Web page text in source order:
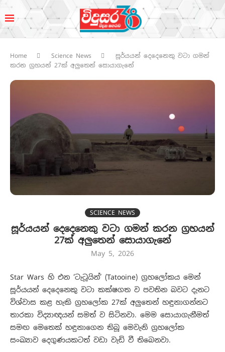
Home Science News
සූර්යයන් දෙදෙනෙකු වටා ගමන්
කරන ග්‍රහයන් 27ක් අලුතෙන් සොයාගැනේ
SCIENCE NEWS
සූර්යයන් දෙදෙනෙකු වටා ගමන් කරන ග්‍රහයන්
27ක් අලුතෙන් සොයාගැනේ
May 5, 2026
Star Wars හි එන ‘ටැටූයින්’ (Tatooine) ග්‍රහලෝකය මෙන්
සූර්යයන් දෙදෙනෙකු වටා කක්ෂගත ව පවතින බවට දැනට
විශ්වාස කළ හැකි ග්‍රහලෝක 27ක් අලුතෙන් හඳුනාගන්නට
තාරකා විද්‍යාඥයන් සමත් ව සිටිනවා. මෙම සොයාගැනීමත්
සමඟ මෙතෙක් හඳුනාගෙන තිබූ මෙවැනි ග්‍රහලෝක
සංඛ්‍යාව දෙගුණයකටත් වඩා වැඩි වී තිබෙනවා.